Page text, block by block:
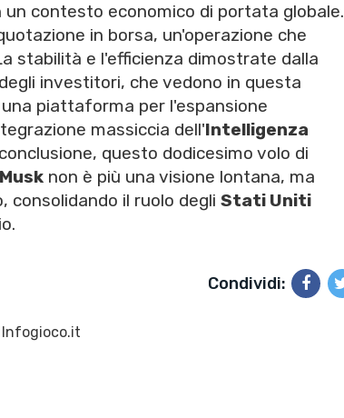
contesto economico di portata globale.
in borsa, un'operazione che
stabilità e l'efficienza dimostrate dalla
investitori, che vedono in questa
piattaforma per l'espansione
massiccia dell'Intelligenza
questo dodicesimo volo di
non è più una visione lontana, ma
consolidando il ruolo degli Stati Uniti
Condividi:
Infogioco.it